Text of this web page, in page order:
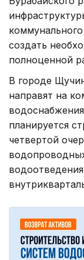
создать
полноценной
В городе
направят на
планируется
четвертой